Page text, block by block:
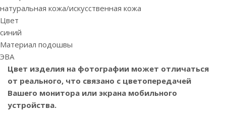
натуральная кожа/искусственная кожа
Цвет
синий
Материал подошвы
ЭВА
Цвет изделия на фотографии может отличаться
от реального, что связано с цветопередачей
Вашего монитора или экрана мобильного
устройства.